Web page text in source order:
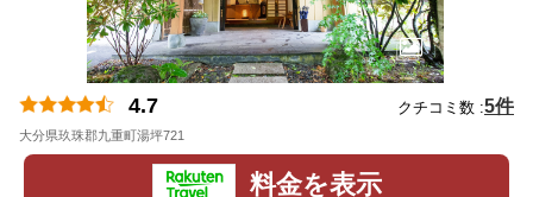
4.7 クチコミ数 :5件
大分県玖珠郡九重町湯坪721
料金を表示